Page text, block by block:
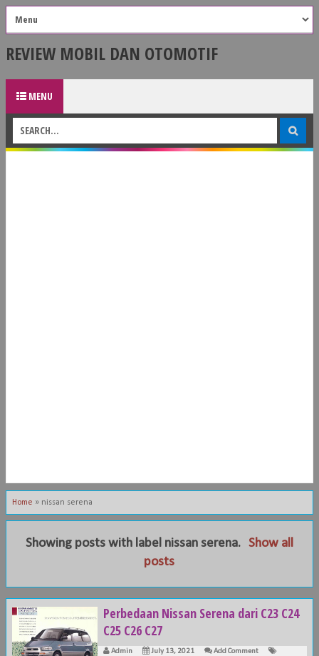
REVIEW MOBIL DAN OTOMOTIF
MENU
Home » nissan serena
Showing posts with label nissan serena. Show all
posts
Perbedaan Nissan Serena dari C23 C24
C25 C26 C27
Admin July 13, 2021
Add Comment